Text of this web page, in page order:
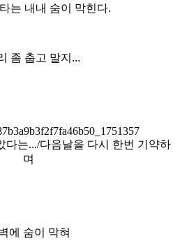
는 내내 숨이 막힌다.
좀 춥고 말지...​
다는.../다음날을 다시 한번 기약하
며
에 숨이 막혀